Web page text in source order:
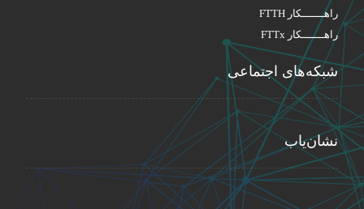
راهـــــــکار FTTH
راهـــــــکار FTTx
شبکه‌های اجتماعی
نشان‌یاب